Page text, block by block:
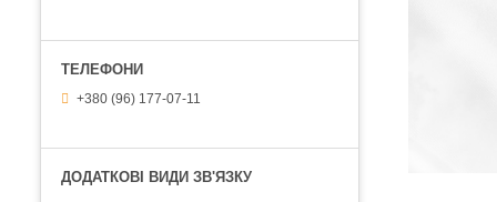
+380 (96) 177-07-11